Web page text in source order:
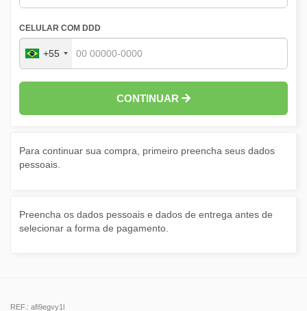
CELULAR COM DDD
+55
CONTINUAR
Para continuar sua compra, primeiro preencha seus dados
pessoais.
Preencha os dados pessoais e dados de entrega antes de
selecionar a forma de pagamento.
REF.: afi9egvy1l